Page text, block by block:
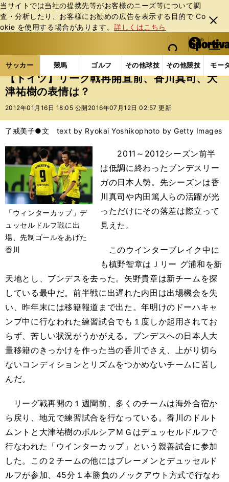
当サイトでは当社の提携先等がお客様のニーズ等について調
査・分析したり、お客様にお勧めの広告を表⽰する⽬的で Co
okie を使⽤する場合があります。詳しくはこちら
閉じ
る
web Sportiva (webスポルティーバ)
検索
マイペ
ー
ジ
メニュ
サッカー 競馬 ゴルフ その他球技 その他競技 モー
ス
ポ
ル
バ
サッカーの記事一覧 海外サッカー 海外サッカー
【ドイツ】リーグ戦再開直前、香川真司、大
津祐樹の表情は？
2012年01月16日 18:05 公開 2016年07月12日 02:57 更新
了戒美子●文 text by Ryokai Yoshikophoto by Getty Images
「ウィンターカップ」デ
ュッセルドルフ戦に出
場、先制ゴールをあげた
香川
2011～2012シーズン前半
は低調に終わったブンデスリー
ガの日本人勢。先シーズンは香
川真司や内田篤人らの活躍が光
っただけにその落差は際立って
見えた。
このウインターブレイク中に
も槙野智章はＪリー グ浦和を新
天地とし、ブンデスを去った。矢野貴章は新チームを探
している最中だ。前半戦に出遅れた内田は出場機会を失
い、昨年末には移籍報道まで出た。年明けのドーハキャ
ンプ中に行なわれた練習試合でも１度しか起用されてお
らず、苦しい状況がうかがえる。ブンデスへの日本人大
量移籍のきっかけを作った当の香川でさえ、上がり切ら
ないコンディションとリズムをつかめないチームに苦し
んだ。
リーグ戦再開の１週間前、多くのチームは海外合宿か
ら戻り、地元で練習試合を行なっている。香川のドルト
ムントと大津祐樹のボルシアＭＧはデュッセルドルフで
行なわれた「ウインターカップ」という親善試合に参加
した。この２チームの他にはブレーメンとデュッセルド
ルフが参加、45分１本勝負のノックアウト方式で行なわ